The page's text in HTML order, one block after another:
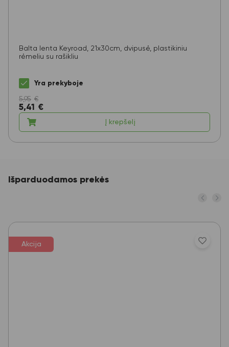
Balta lenta Keyroad, 21x30cm, dvipusė, plastikiniu
rėmeliu su rašikliu
Yra prekyboje
5,95 €
5,41 €
Į krepšelį
Išparduodamos prekės
Akcija